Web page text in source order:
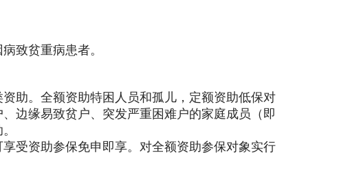
致贫重病患者。
助。全额资助特困人员和孤儿 ，定额资助低保对
边缘易致贫户、突发严重困难户的家庭成员（即
受资助参保免申即享。对全额资助参保对象实行